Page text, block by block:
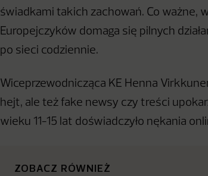
świadkami takich zachowań. Co ważne,
Europejczyków domaga się pilnych
po sieci codziennie.
Wiceprzewodnicząca KE Henna
hejt, ale też fake newsy czy treści
wieku 11-15 lat doświadczyło nękania
ZOBACZ RÓWNIEŻ